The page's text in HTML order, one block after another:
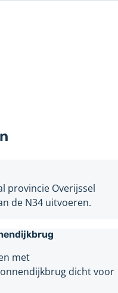
provincie Overijssel
de N34 uitvoeren.
met
dicht voor